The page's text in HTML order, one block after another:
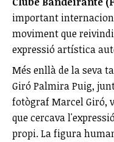
important
moviment que
expressió artística
Més enllà de la seva
Giró Palmira Puig,
fotògraf Marcel Giró,
que cercava
propi. La figura